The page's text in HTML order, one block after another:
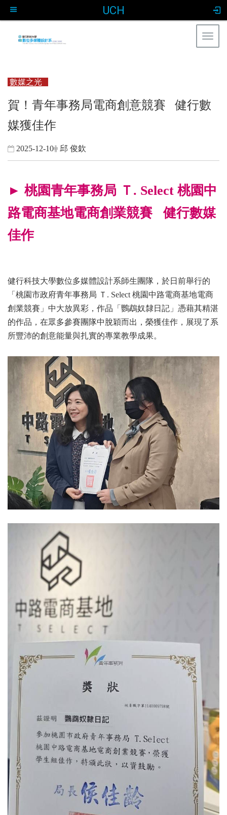
UCH
數媒之光
賀！青年事務局電商創意競賽 健行數
媒獲佳作
2025-12-10 邱 俊欽
► 桃園青年事務局 Ｔ. Select 桃園中
路電商基地電商創業競賽 健行數媒
佳作
健行科技大學數位多媒體設計系師生團隊，於日前舉行的
「桃園市政府青年事務局 Ｔ. Select 桃園中路電商基地電商
創業競賽」中大放異彩，作品「鸚鵡奴隸日記」憑藉其精湛
的作品，在眾多參賽團隊中脫穎而出，榮獲佳作，展現了系
所豐沛的創意能量與扎實的專業教學成果。